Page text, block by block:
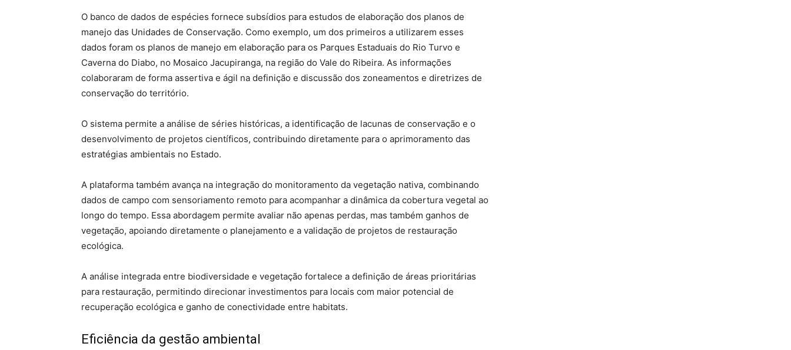
O banco de dados de espécies fornece subsídios para estudos de elaboração dos planos de
manejo das Unidades de Conservação. Como exemplo, um dos primeiros a utilizarem esses
dados foram os planos de manejo em elaboração para os Parques Estaduais do Rio Turvo e
Caverna do Diabo, no Mosaico Jacupiranga, na região do Vale do Ribeira. As informações
colaboraram de forma assertiva e ágil na definição e discussão dos zoneamentos e diretrizes de
conservação do território.
O sistema permite a análise de séries históricas, a identificação de lacunas de conservação e o
desenvolvimento de projetos científicos, contribuindo diretamente para o aprimoramento das
estratégias ambientais no Estado.
A plataforma também avança na integração do monitoramento da vegetação nativa, combinando
dados de campo com sensoriamento remoto para acompanhar a dinâmica da cobertura vegetal ao
longo do tempo. Essa abordagem permite avaliar não apenas perdas, mas também ganhos de
vegetação, apoiando diretamente o planejamento e a validação de projetos de restauração
ecológica.
A análise integrada entre biodiversidade e vegetação fortalece a definição de áreas prioritárias
para restauração, permitindo direcionar investimentos para locais com maior potencial de
recuperação ecológica e ganho de conectividade entre habitats.
Eficiência da gestão ambiental